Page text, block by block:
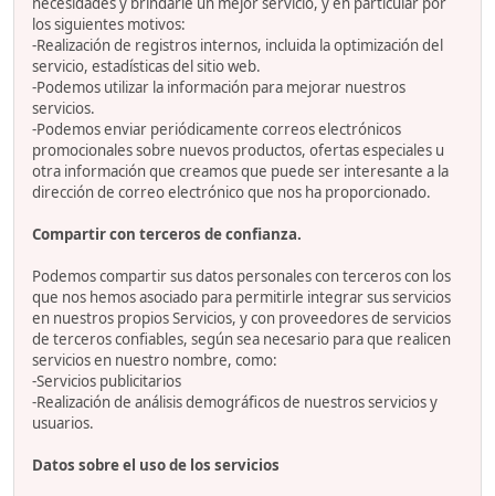
los siguientes motivos:
-Realización de registros internos, incluida la optimización del
servicio, estadísticas del sitio web.
-Podemos utilizar la información para mejorar nuestros
servicios.
-Podemos enviar periódicamente correos electrónicos
promocionales sobre nuevos productos, ofertas especiales u
otra información que creamos que puede ser interesante a la
dirección de correo electrónico que nos ha proporcionado.
Compartir con terceros de confianza.
Podemos compartir sus datos personales con terceros con los
que nos hemos asociado para permitirle integrar sus servicios
en nuestros propios Servicios, y con proveedores de servicios
de terceros confiables, según sea necesario para que realicen
servicios en nuestro nombre, como:
-Servicios publicitarios
-Realización de análisis demográficos de nuestros servicios y
usuarios.
Datos sobre el uso de los servicios